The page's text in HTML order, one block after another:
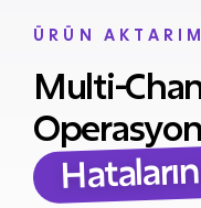
ÜRÜN
Multi-